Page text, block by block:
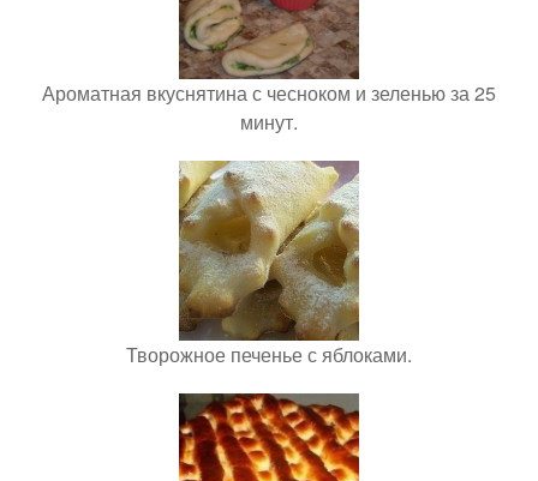
Ароматная вкуснятина с чесноком и зеленью за 25
минут.
Творожное печенье с яблоками.